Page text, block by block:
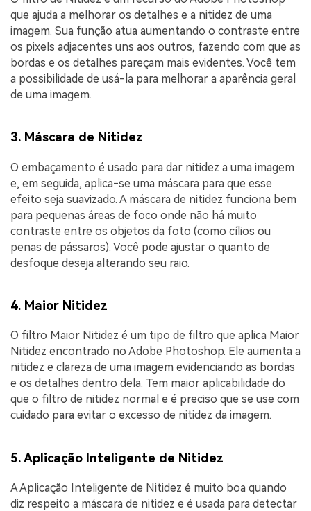
que ajuda a melhorar os detalhes e a nitidez de uma
imagem. Sua função atua aumentando o contraste entre
os pixels adjacentes uns aos outros, fazendo com que as
bordas e os detalhes pareçam mais evidentes. Você tem
a possibilidade de usá-la para melhorar a aparência geral
de uma imagem.
3. Máscara de Nitidez
O embaçamento é usado para dar nitidez a uma imagem
e, em seguida, aplica-se uma máscara para que esse
efeito seja suavizado. A máscara de nitidez funciona bem
para pequenas áreas de foco onde não há muito
contraste entre os objetos da foto (como cílios ou
penas de pássaros). Você pode ajustar o quanto de
desfoque deseja alterando seu raio.
4. Maior Nitidez
O filtro Maior Nitidez é um tipo de filtro que aplica Maior
Nitidez encontrado no Adobe Photoshop. Ele aumenta a
nitidez e clareza de uma imagem evidenciando as bordas
e os detalhes dentro dela. Tem maior aplicabilidade do
que o filtro de nitidez normal e é preciso que se use com
cuidado para evitar o excesso de nitidez da imagem.
5. Aplicação Inteligente de Nitidez
A Aplicação Inteligente de Nitidez é muito boa quando
diz respeito a máscara de nitidez e é usada para detectar